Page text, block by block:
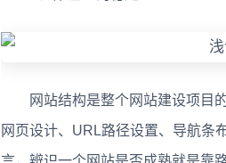
网站结构是整个网站建设项目的
网页设计、URL路径设置、导航条